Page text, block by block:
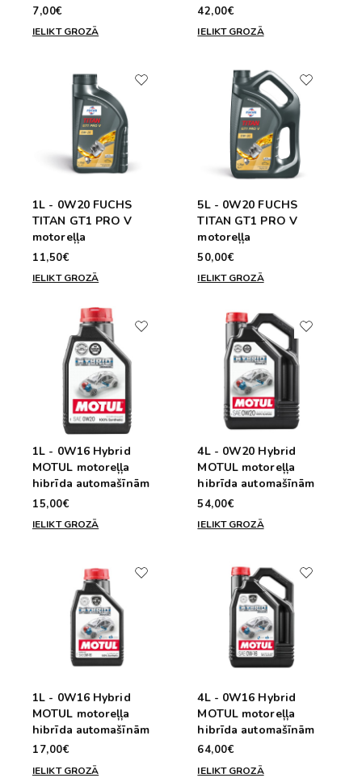
7,00€
IELIKT GROZĀ
42,00€
IELIKT GROZĀ
1L - 0W20 FUCHS
TITAN GT1 PRO V
motoreļļa
11,50€
IELIKT GROZĀ
5L - 0W20 FUCHS
TITAN GT1 PRO V
motoreļļa
50,00€
IELIKT GROZĀ
1L - 0W16 Hybrid
MOTUL motoreļļa
hibrīda automašīnām
15,00€
IELIKT GROZĀ
4L - 0W20 Hybrid
MOTUL motoreļļa
hibrīda automašīnām
54,00€
IELIKT GROZĀ
1L - 0W16 Hybrid
MOTUL motoreļļa
hibrīda automašīnām
17,00€
IELIKT GROZĀ
4L - 0W16 Hybrid
MOTUL motoreļļa
hibrīda automašīnām
64,00€
IELIKT GROZĀ